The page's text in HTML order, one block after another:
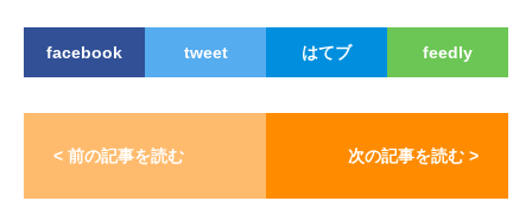
facebook tweet はてブ feedly
< 前の記事を読む 次の記事を読む >